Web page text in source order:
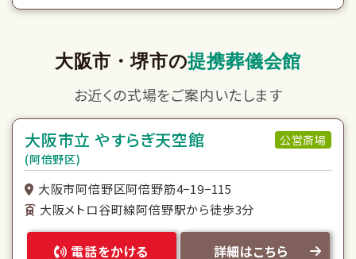
大阪市・堺市の提携葬儀会館
お近くの式場をご案内いたします
公営斎場
大阪市立 やすらぎ天空館
(阿倍野区)
大阪市阿倍野区阿倍野筋4−19−115
大阪メトロ谷町線阿倍野駅から徒歩3分
電話をかける 詳細はこちら